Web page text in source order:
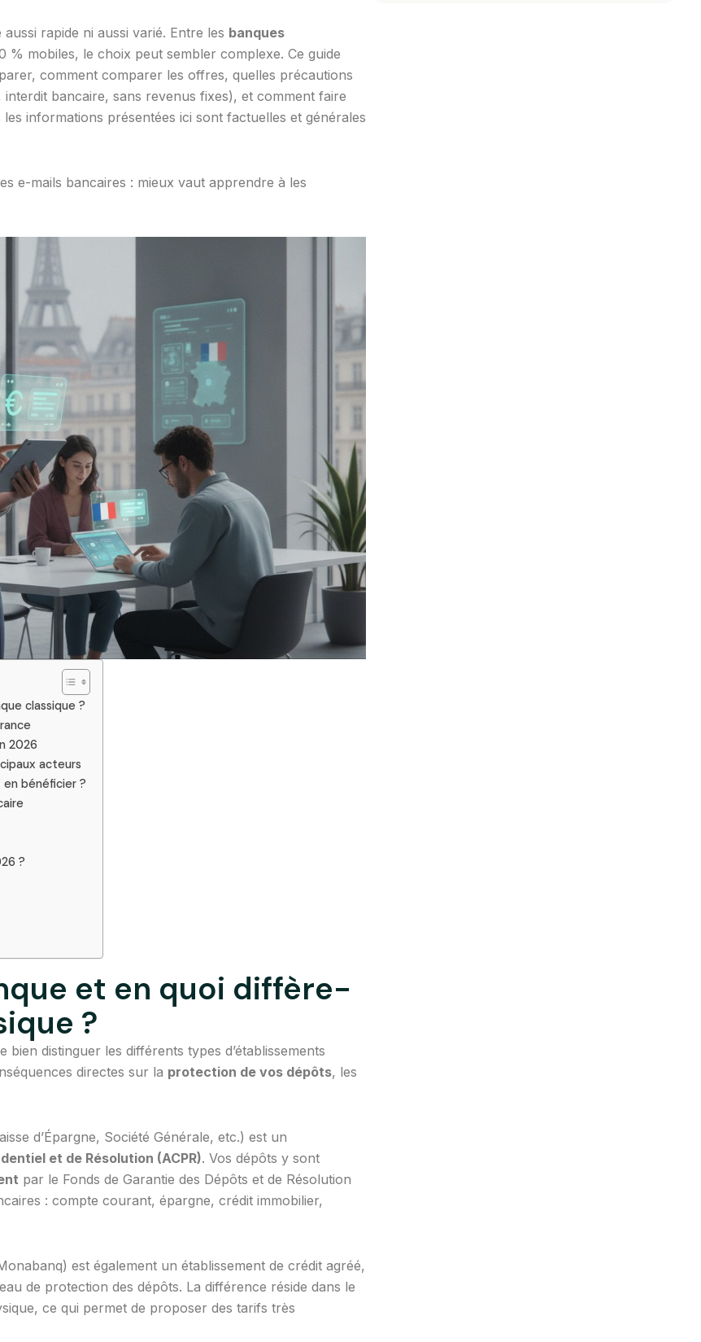
rapide ni aussi varié. Entre les banques
% mobiles, le choix peut sembler complexe. Ce guide
comment comparer les offres, quelles précautions
bancaire, sans revenus fixes), et comment faire
informations présentées ici sont factuelles et générales
e-mails bancaires : mieux vaut apprendre à les
classique ?
2026
acteurs
bénéficier ?
?
et en quoi diffère-
?
bien distinguer les différents types d’établissements
directes sur la protection de vos dépôts, les
d’Épargne, Société Générale, etc.) est un
et de Résolution (ACPR). Vos dépôts y sont
par le Fonds de Garantie des Dépôts et de Résolution
: compte courant, épargne, crédit immobilier,
est également un établissement de crédit agréé,
de protection des dépôts. La différence réside dans le
ce qui permet de proposer des tarifs très